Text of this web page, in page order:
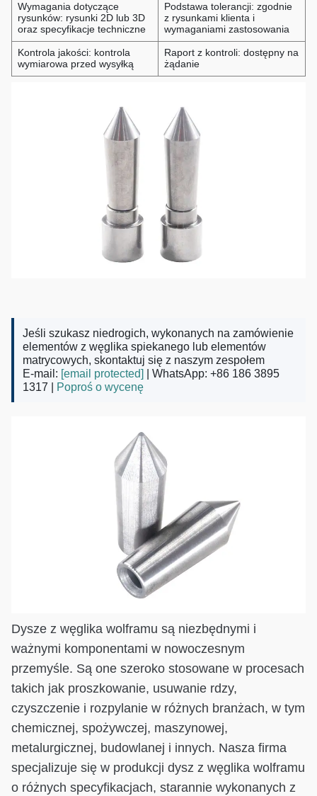
Wymagania dotyczące
rysunków: rysunki 2D lub 3D
oraz specyfikacje techniczne
Podstawa tolerancji: zgodnie
z rysunkami klienta i
wymaganiami zastosowania
Kontrola jakości: kontrola
wymiarowa przed wysyłką
Raport z kontroli: dostępny na
żądanie
Jeśli szukasz niedrogich, wykonanych na zamówienie
elementów z węglika spiekanego lub elementów
matrycowych, skontaktuj się z naszym zespołem
E-mail: [email protected]
| WhatsApp: +86 186 3895
1317 |
Poproś o wycenę
Dysze z węglika wolframu są niezbędnymi i
ważnymi komponentami w nowoczesnym
przemyśle. Są one szeroko stosowane w procesach
takich jak proszkowanie, usuwanie rdzy,
czyszczenie i rozpylanie w różnych branżach, w tym
chemicznej, spożywczej, maszynowej,
metalurgicznej, budowlanej i innych. Nasza firma
specjalizuje się w produkcji dysz z węglika wolframu
o różnych specyfikacjach, starannie wykonanych z